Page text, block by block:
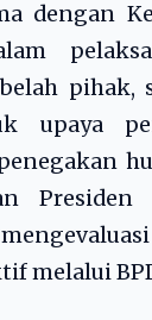
dengan
pihak,
Presiden
melalui